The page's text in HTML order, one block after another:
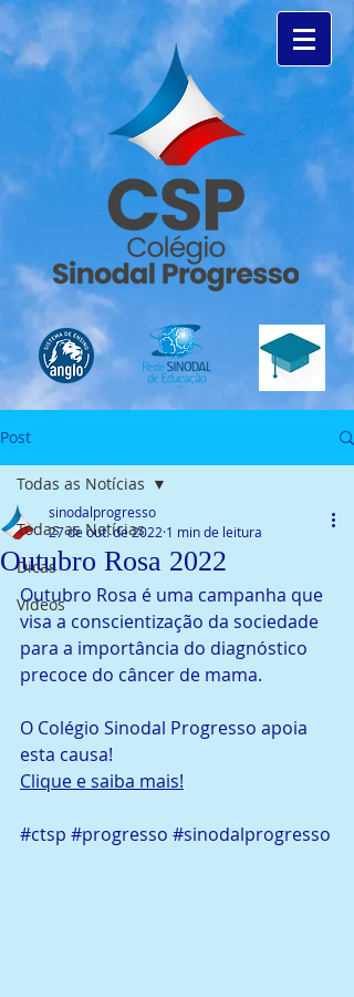
Post
Todas as Notícias
Dicas
Vídeos
Todas as Notícias
Outubro Rosa 2022
sinodalprogresso
27 de out. de 2022 1 min de leitura
Outubro Rosa é uma campanha que
visa a conscientização da sociedade
para a importância do diagnóstico
precoce do câncer de mama.
O Colégio Sinodal Progresso apoia
esta causa!
Clique e saiba mais!
#ctsp #progresso #sinodalprogresso